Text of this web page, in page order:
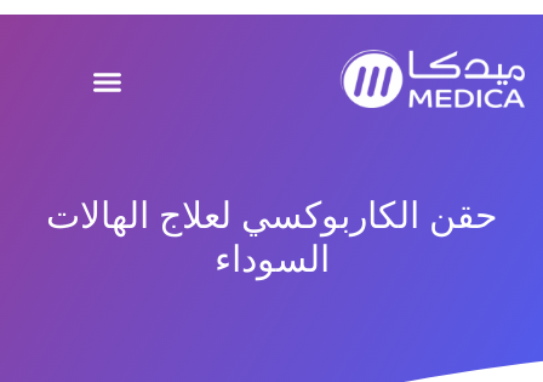
تخطي
المحتوى
حقن الكاربوكسي لعلاج الهالات
السوداء